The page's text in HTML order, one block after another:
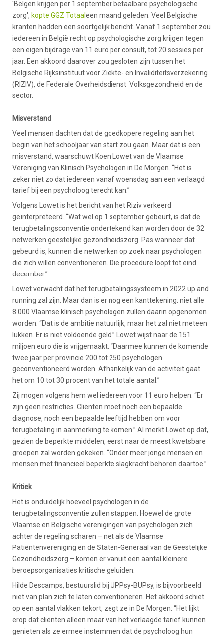
'Belgen krijgen per 1 september betaalbare psychologische
zorg', kopte GGZ Totaal een maand geleden. Veel Belgische
kranten hadden een soortgelijk bericht. Vanaf 1 september zou
iedereen in België recht op psychologische zorg krijgen tegen
een eigen bijdrage van 11 euro per consult, tot 20 sessies per
jaar. Een akkoord daarover zou gesloten zijn tussen het
Belgische Rijksinstituut voor Ziekte- en Invaliditeitsverzekering
(RIZIV), de Federale Overheidsdienst Volksgezondheid en de
sector.
Misverstand
Veel mensen dachten dat de goedkopere regeling aan het
begin van het schooljaar van start zou gaan. Maar dat is een
misverstand, waarschuwt Koen Lowet van de Vlaamse
Vereniging van Klinisch Psychologen in De Morgen. “Het is
zeker niet zo dat iedereen vanaf woensdag aan een verlaagd
tarief bij een psycholoog terecht kan.”
Volgens Lowet is het bericht van het Riziv verkeerd
geïnterpreteerd. “Wat wel op 1 september gebeurt, is dat de
terugbetalingsconventie ondertekend kan worden door de 32
netwerken geestelijke gezondheidszorg. Pas wanneer dat
gebeurd is, kunnen die netwerken op zoek naar psychologen
die zich willen conventioneren. Die procedure loopt tot eind
december.”
Lowet verwacht dat het terugbetalingssysteem in 2022 up and
running zal zijn. Maar dan is er nog een kanttekening: niet alle
8.000 Vlaamse klinisch psychologen zullen daarin opgenomen
worden. “Dat is de ambitie natuurlijk, maar het zal niet meteen
lukken. Er is niet voldoende geld.” Lowet wijst naar de 151
miljoen euro die is vrijgemaakt. “Daarmee kunnen de komende
twee jaar per provincie 200 tot 250 psychologen
geconventioneerd worden. Afhankelijk van de activiteit gaat
het om 10 tot 30 procent van het totale aantal.”
Zij mogen volgens hem wel iedereen voor 11 euro helpen. “Er
zijn geen restricties. Cliënten moet noch een bepaalde
diagnose, noch een bepaalde leeftijd hebben om voor
terugbetaling in aanmerking te komen.” Al merkt Lowet op dat,
gezien de beperkte middelen, eerst naar de meest kwetsbare
groepen zal worden gekeken. “Onder meer jonge mensen en
mensen met financieel beperkte slagkracht behoren daartoe.”
Kritiek
Het is onduidelijk hoeveel psychologen in de
terugbetalingsconventie zullen stappen. Hoewel de grote
Vlaamse en Belgische verenigingen van psychologen zich
achter de regeling scharen – net als de Vlaamse
Patiëntenvereniging en de Staten-Generaal van de Geestelijke
Gezondheidszorg – komen er vanuit een aantal kleinere
beroepsorganisaties kritische geluiden.
Hilde Descamps, bestuurslid bij UPPsy-BUPsy, is bijvoorbeeld
niet van plan zich te laten conventioneren. Het akkoord schiet
op een aantal vlakken tekort, zegt ze in De Morgen: “Het lijkt
erop dat cliënten alleen maar van het verlaagde tarief kunnen
genieten als ze ermee instemmen dat de psycholoog hun